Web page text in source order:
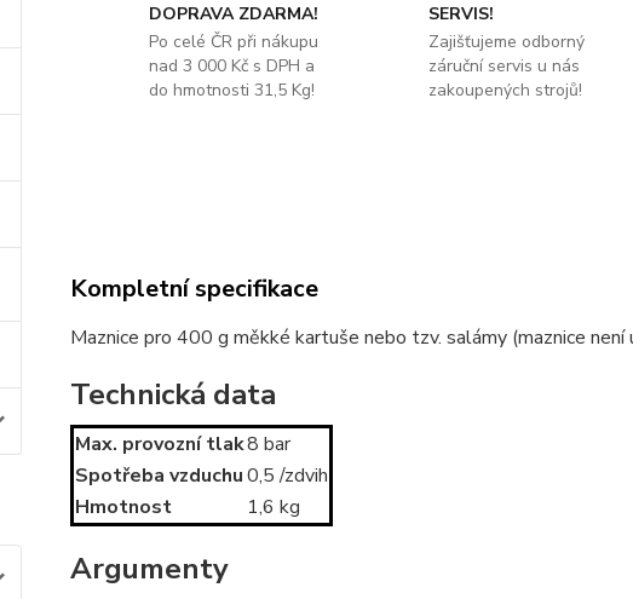
DOPRAVA ZDARMA!
Po celé ČR při nákupu
nad 3 000 Kč s DPH a
do hmotnosti 31,5 Kg!
SERVIS!
Zajišťujeme odborný
záruční servis u nás
zakoupených strojů!
Kompletní specifikace
Maznice pro 400 g měkké kartuše nebo tzv. salámy (maznice
Technická data
Max. provozní tlak8 bar
Spotřeba vzduchu0,5 /zdvih
Hmotnost
1,6 kg
Argumenty